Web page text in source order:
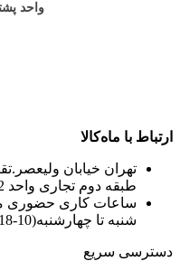
واحد
ارتباط با ماه‌کالا
تهران خیابان
طبقه دوم تجاری واحد 10119.2
ساعات کاری حضوری
شنبه تا چهارشنبه(10-18) پنج شنبه(10-14)
دسترسی سریع